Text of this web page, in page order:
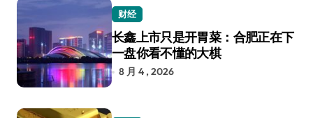
财经
长鑫上市只是开胃菜：合肥正在下
一盘你看不懂的大棋
8 月 4 , 2026